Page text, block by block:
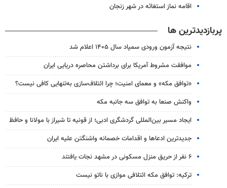
اقامه نماز استغاثه در شهر زنجان
پربازدیدترین ها
نتیجه آزمون ورودی سمپاد سال ۱۴۰۵ اعلام شد
موافقت مشروط آمریکا برای برداشتن محاصره دریایی ایران
«توافق مکه» و معمای امنیت؛ چرا ائتلاف‌سازی به‌تنهایی کافی نیست؟
واکنش صنعا به توافق سه جانبه مکه
ایجاد مسیر بین‌المللی گردشگری ادبی؛ از قونیه تا شیراز با مولانا و حافظ
جدیدترین ادعاها و اقدامات خصمانه واشنگتن علیه ایران
۶ نفر از حریق منزل مسکونی در مشهد نجات یافتند
ترکیه: توافق مکه ائتلافی موازی با ناتو نیست